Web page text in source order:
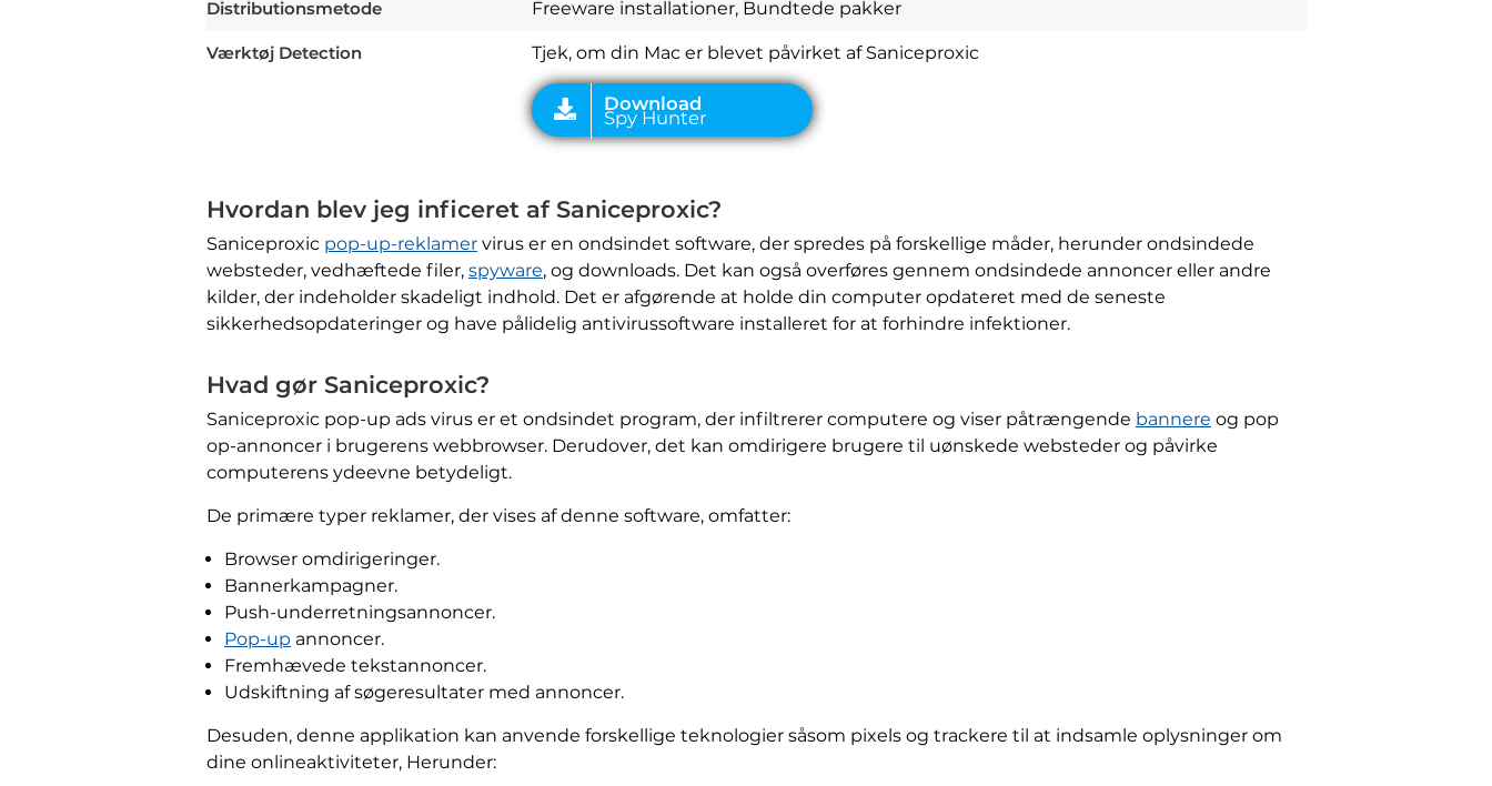
Distributionsmetode Freeware installationer, Bundtede pakker
Værktøj Detection Tjek, om din Mac er blevet påvirket af Saniceproxic
Hvordan blev jeg inficeret af Saniceproxic?
Saniceproxic pop-up-reklamer virus er en ondsindet software, der spredes på forskellige måder, herunder ondsindede
websteder, vedhæftede filer, spyware, og downloads. Det kan også overføres gennem ondsindede annoncer eller andre
kilder, der indeholder skadeligt indhold. Det er afgørende at holde din computer opdateret med de seneste
sikkerhedsopdateringer og have pålidelig antivirussoftware installeret for at forhindre infektioner.
Hvad gør Saniceproxic?
Saniceproxic pop-up ads virus er et ondsindet program, der infiltrerer computere og viser påtrængende bannere og pop
op-annoncer i brugerens webbrowser. Derudover, det kan omdirigere brugere til uønskede websteder og påvirke
computerens ydeevne betydeligt.
De primære typer reklamer, der vises af denne software, omfatter:
Browser omdirigeringer.
Bannerkampagner.
Push-underretningsannoncer.
Pop-up annoncer.
Fremhævede tekstannoncer.
Udskiftning af søgeresultater med annoncer.
Desuden, denne applikation kan anvende forskellige teknologier såsom pixels og trackere til at indsamle oplysninger om
dine onlineaktiviteter, Herunder: